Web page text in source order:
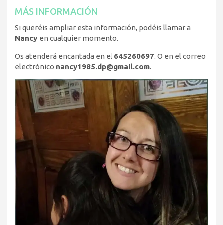
MÁS INFORMACIÓN
Si queréis ampliar esta información, podéis llamar a
Nancy en cualquier momento.
Os atenderá encantada en el 645260697. O en el correo
electrónico nancy1985.dp@gmail.com.